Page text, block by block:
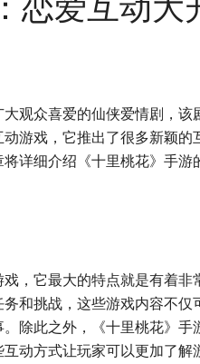
恋爱互动大
大观众喜爱的仙侠爱情剧，
动游戏，它推出了很多新颖
详细介绍《十里桃花》手游
戏，它最大的特点就是有着
和挑战，这些游戏内容不仅
除此之外，《十里桃花》手
动方式让玩家可以更加了解